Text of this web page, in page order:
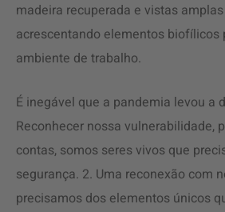
madeira recuperada e vistas
acrescentando elementos biofílicos
ambiente de trabalho.
É inegável que a pandemia levou a
Reconhecer nossa vulnerabilidade,
contas, somos seres vivos que
segurança. 2. Uma reconexão com
precisamos dos elementos únicos